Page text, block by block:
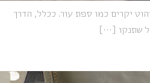
יקרים כמו ספת עור. ככלל, הדרך
שתנקו […]